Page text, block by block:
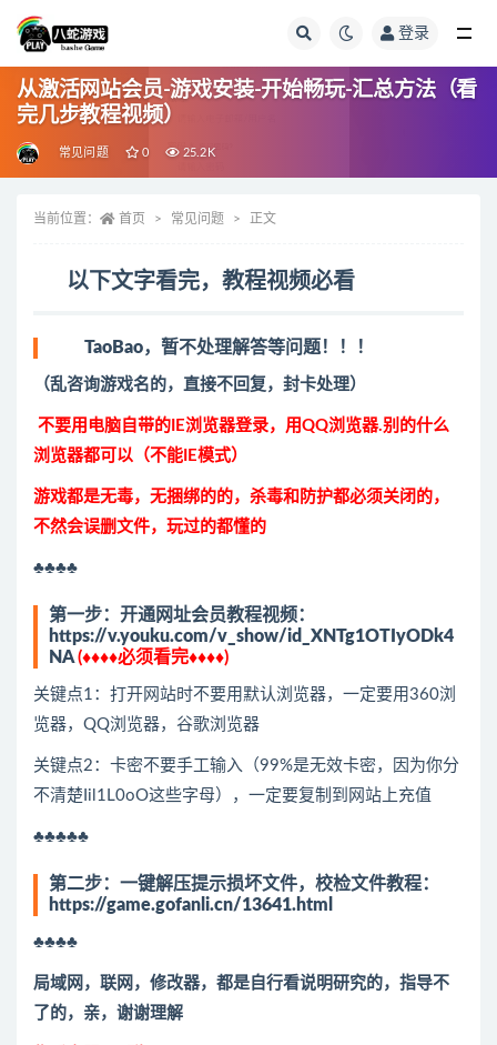
登录
从激活网站会员-游戏安装-开始畅玩-汇总方法（看
完几步教程视频）
常见问题 0 25.2K
当前位置： 首页 常见问题 正文
以下文字看完，教程视频必看
TaoBao，暂不处理解答等问题！！！
（乱咨询游戏名的，直接不回复，封卡处理）
不要用电脑自带的IE浏览器登录，用QQ浏览器.别的什么
浏览器都可以（不能IE模式）
游戏都是无毒，无捆绑的的，杀毒和防护都必须关闭的，
不然会误删文件，玩过的都懂的
♣♣♣♣
第一步：开通网址会员教程视频：
https://v.youku.com/v_show/id_XNTg1OTIyODk4
NA (♦♦♦♦必须看完♦♦♦♦)
关键点1：打开网站时不要用默认浏览器，一定要用360浏
览器，QQ浏览器，谷歌浏览器
关键点2：卡密不要手工输入（99%是无效卡密，因为你分
不清楚Iil1L0oO这些字母），一定要复制到网站上充值
♣♣♣♣♣
第二步：一键解压提示损坏文件，校检文件教程：
https://game.gofanli.cn/13641.html
♣♣♣♣
局域网，联网，修改器，都是自行看说明研究的，指导不
了的，亲，谢谢理解